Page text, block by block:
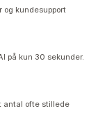
og kundesupport
på kun 30 sekunder.
antal ofte stillede